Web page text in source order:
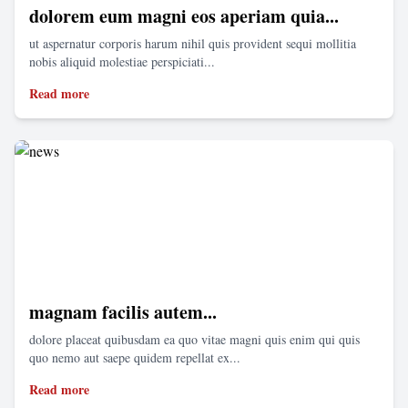
dolorem eum magni eos aperiam quia...
ut aspernatur corporis harum nihil quis provident sequi mollitia
nobis aliquid molestiae perspiciati...
Read more
magnam facilis autem...
dolore placeat quibusdam ea quo vitae magni quis enim qui quis
quo nemo aut saepe quidem repellat ex...
Read more